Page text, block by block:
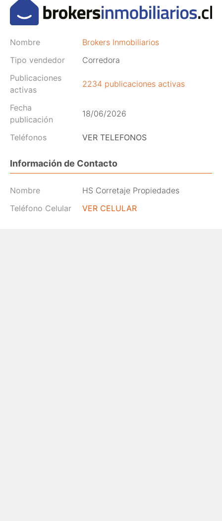
Nombre
Brokers Inmobiliarios
Tipo vendedor
Corredora
Publicaciones
activas
2234 publicaciones activas
Fecha
publicación
18/06/2026
Teléfonos VER TELEFONOS
Información de Contacto
Nombre
HS Corretaje Propiedades
Teléfono Celular
VER CELULAR